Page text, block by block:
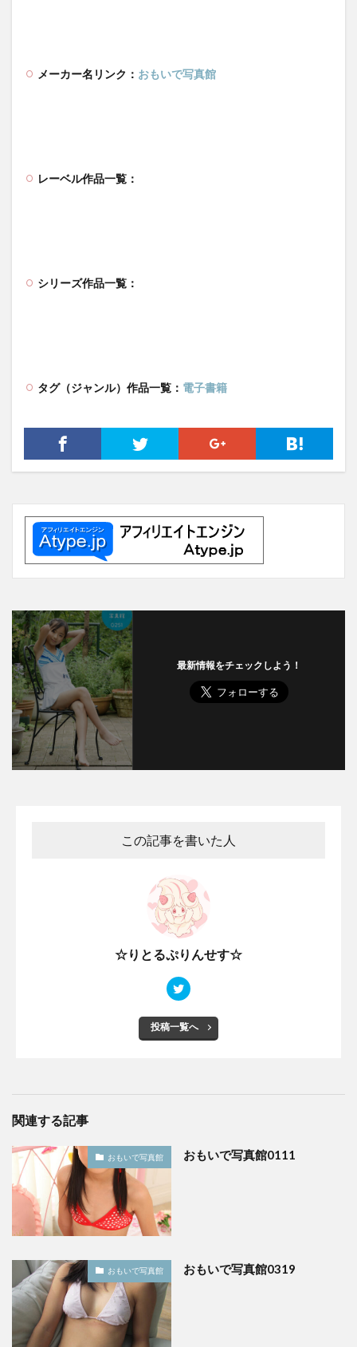
メーカー名リンク： おもいで写真館
レーベル作品一覧：
シリーズ作品一覧：
タグ（ジャンル）作品一覧： 電子書籍
最新情報をチェックしよう！
この記事を書いた人
☆りとるぷりんせす☆
投稿一覧へ
関連する記事
おもいで写真館 おもいで写真館0111
おもいで写真館 おもいで写真館0319